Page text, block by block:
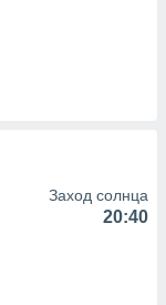
Заход солнца
20:40